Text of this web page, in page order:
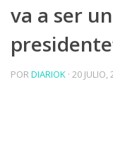
va a ser
PORDIARIOK · 20 JULIO,